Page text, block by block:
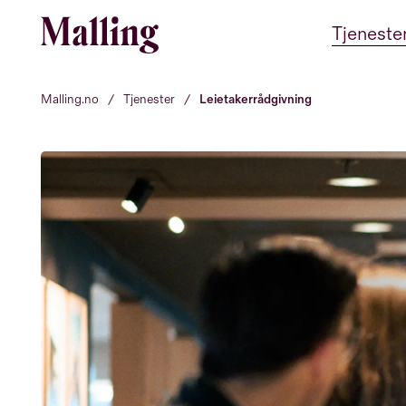
Hopp til innhold
Malling.no / Tjenester / Leietakerrådgivning